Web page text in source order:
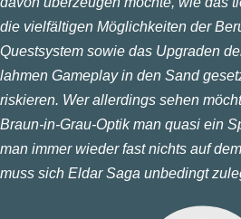
die vielfältigen Möglichkeiten der
Questsystem sowie das Upgraden
lahmen Gameplay in den Sand
riskieren. Wer allerdings sehen
Braun-in-Grau-Optik man quasi ein
man immer wieder fast nichts auf
muss sich Eldar Saga unbedingt